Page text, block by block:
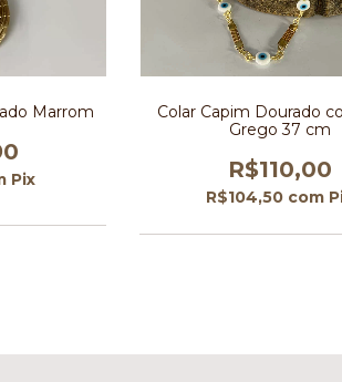
Marrom
Pix
Colar Capim Dourado
Grego 37 cm
R$110,00
R$104,50 com